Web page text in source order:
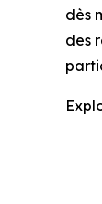
dès
des